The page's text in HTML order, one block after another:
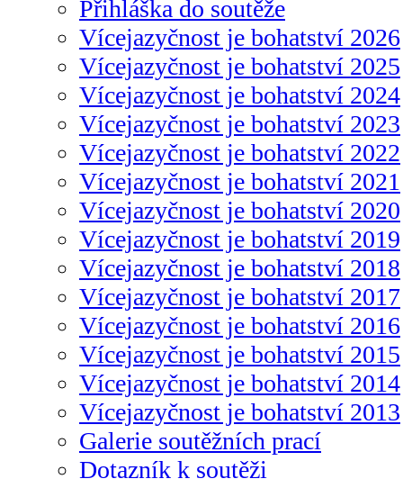
Přihláška do soutěže
Vícejazyčnost je bohatství 2026
Vícejazyčnost je bohatství 2025
Vícejazyčnost je bohatství 2024
Vícejazyčnost je bohatství 2023
Vícejazyčnost je bohatství 2022
Vícejazyčnost je bohatství 2021
Vícejazyčnost je bohatství 2020
Vícejazyčnost je bohatství 2019
Vícejazyčnost je bohatství 2018
Vícejazyčnost je bohatství 2017
Vícejazyčnost je bohatství 2016
Vícejazyčnost je bohatství 2015
Vícejazyčnost je bohatství 2014
Vícejazyčnost je bohatství 2013
Galerie soutěžních prací
Dotazník k soutěži